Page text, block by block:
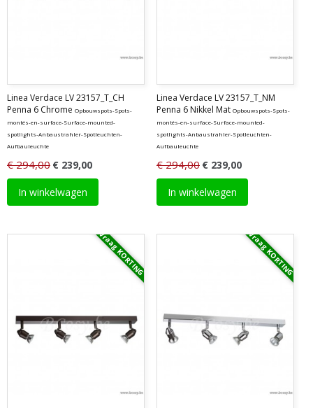
Linea Verdace LV 23157_T_CH
Penna 6 Chrome Opbouwspots-Spots-
montés-en-surface-Surface-mounted-
spotlights-Anbaustrahler-Spotleuchten-
Aufbauleuchte
€ 294,00 € 239,00
In winkelwagen
Linea Verdace LV 23157_T_NM
Penna 6 Nikkel Mat Opbouwspots-Spots-
montés-en-surface-Surface-mounted-
spotlights-Anbaustrahler-Spotleuchten-
Aufbauleuchte
€ 294,00 € 239,00
In winkelwagen
Vraag KORTING Vraag KORTING